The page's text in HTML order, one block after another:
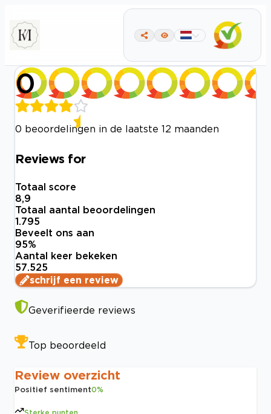
0
0 beoordelingen in de laatste 12 maanden
Reviews for
Totaal score
8,9
Totaal aantal beoordelingen
1.795
Beveelt ons aan
95%
Aantal keer bekeken
57.525
schrijf een review
Geverifieerde reviews
Top beoordeeld
Review overzicht
Positief sentiment0%